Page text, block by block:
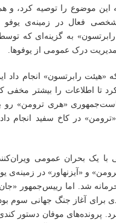
این موضوع را توصیه کرد، و
فعال در زمینه‌ی یوفو
رابرتسون» به گزینه‌ای که
درک عمومی از یوفوها.
«هیئت رابرتسون» انجام داد
تا اطلاعات را بیشتر مخفی
«هری ترومن» رو
در کاخ سفید انجام
با یک بحران عمومی
و «آیزنهاور» در زمینه‌ی
شد. اما رییس‌جمهور
برای آغاز جنگ جهانی سوم
پرونده‌های موفان دستور